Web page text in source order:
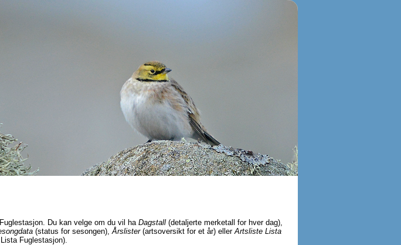
Du kan velge om du vil ha Dagstall (detaljerte merketall for hver dag),
(status for sesongen),Årslister(artsoversikt for et år) ellerArtsliste Lista
Fuglestasjon).